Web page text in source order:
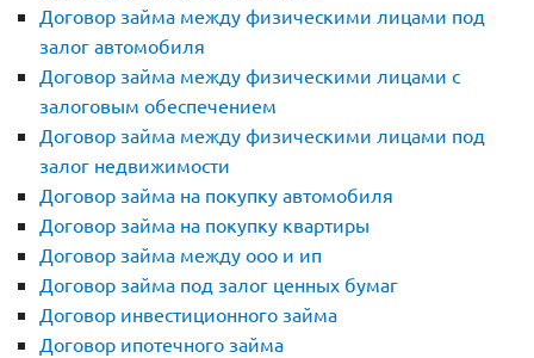
Договор займа между физическими лицами под
залог автомобиля
Договор займа между физическими лицами с
залоговым обеспечением
Договор займа между физическими лицами под
залог недвижимости
Договор займа на покупку автомобиля
Договор займа на покупку квартиры
Договор займа между ооо и ип
Договор займа под залог ценных бумаг
Договор инвестиционного займа
Договор ипотечного займа